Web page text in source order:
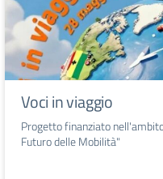
Voci in viaggio
Progetto finanziato
Futuro delle Mobilità"